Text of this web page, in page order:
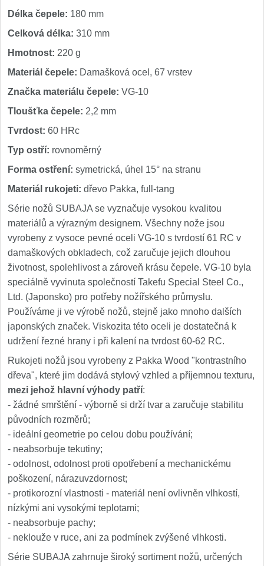
Délka čepele: 180 mm
Celková délka: 310 mm
Hmotnost: 220 g
Materiál čepele: Damašková ocel, 67 vrstev
Značka materiálu čepele: VG-10
Tloušťka čepele: 2,2 mm
Tvrdost: 60 HRc
Typ ostří: rovnoměrný
Forma ostření: symetrická, úhel 15° na stranu
Materiál rukojeti: dřevo Pakka, full-tang
Série nožů SUBAJA se vyznačuje vysokou kvalitou
materiálů a výrazným designem. Všechny nože jsou
vyrobeny z vysoce pevné oceli VG-10 s tvrdostí 61 RC v
damaškových obkladech, což zaručuje jejich dlouhou
životnost, spolehlivost a zároveň krásu čepele. VG-10 byla
speciálně vyvinuta společností Takefu Special Steel Co.,
Ltd. (Japonsko) pro potřeby nožířského průmyslu.
Používáme ji ve výrobě nožů, stejně jako mnoho dalších
japonských značek. Viskozita této oceli je dostatečná k
udržení řezné hrany i při kalení na tvrdost 60-62 RC.
Rukojeti nožů jsou vyrobeny z Pakka Wood "kontrastního
dřeva", které jim dodává stylový vzhled a příjemnou texturu,
mezi jehož hlavní výhody patří:
- žádné smrštění - výborně si drží tvar a zaručuje stabilitu
původních rozměrů;
- ideální geometrie po celou dobu používání;
- neabsorbuje tekutiny;
- odolnost, odolnost proti opotřebení a mechanickému
poškození, nárazuvzdornost;
- protikorozní vlastnosti - materiál není ovlivněn vlhkostí,
nízkými ani vysokými teplotami;
- neabsorbuje pachy;
- neklouže v ruce, ani za podmínek zvýšené vlhkosti.
Série SUBAJA zahrnuje široký sortiment nožů, určených